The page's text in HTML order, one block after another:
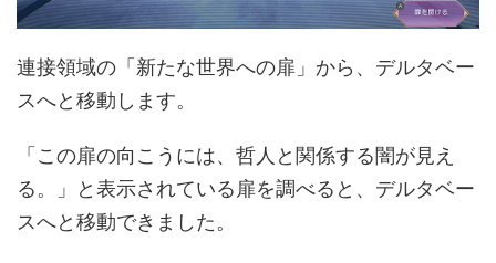
連接領域の「新たな世界への扉」から、デルタベー
スへと移動します。
「この扉の向こうには、哲人と関係する闇が見え
る。」と表示されている扉を調べると、デルタベー
スへと移動できました。